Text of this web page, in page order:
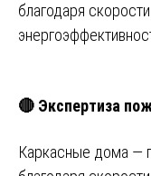
благодаря
🔴 Экспертиза
Каркасные дома —